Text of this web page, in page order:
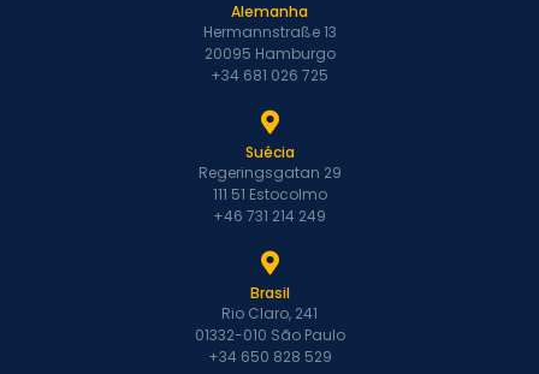
Alemanha
Hermannstraße 13
20095 Hamburgo
+34 681 026 725
Suécia
Regeringsgatan 29
111 51 Estocolmo
+46 731 214 249
Brasil
Rio Claro, 241
01332-010 São Paulo
+34 650 828 529